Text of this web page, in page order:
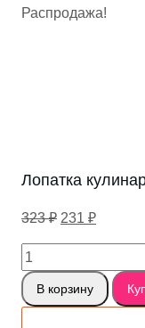
Распродажа!
Лопатка
323₽
323 ₽.
231 ₽Текущая
Количество
товара
Лопатка
В корзину